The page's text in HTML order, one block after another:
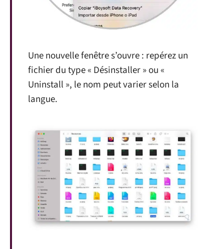
Une nouvelle fenêtre s’ouvre : repérez un
fichier du type « Désinstaller » ou «
Uninstall », le nom peut varier selon la
langue.